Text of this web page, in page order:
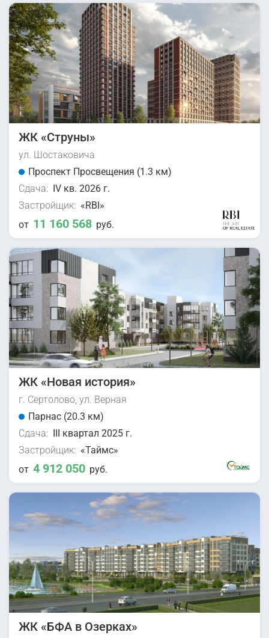
ЖК «Струны»
ул. Шостаковича
Проспект Просвещения (1.3 км)
Сдача: IV кв. 2026 г.
Застройщик: «RBI»
от 11 160 568 руб.
ЖК «Новая история»
г. Сертолово, ул. Верная
Парнас (20.3 км)
Сдача: III квартал 2025 г.
Застройщик: «Таймс»
от 4 912 050 руб.
ЖК «БФА в Озерках»